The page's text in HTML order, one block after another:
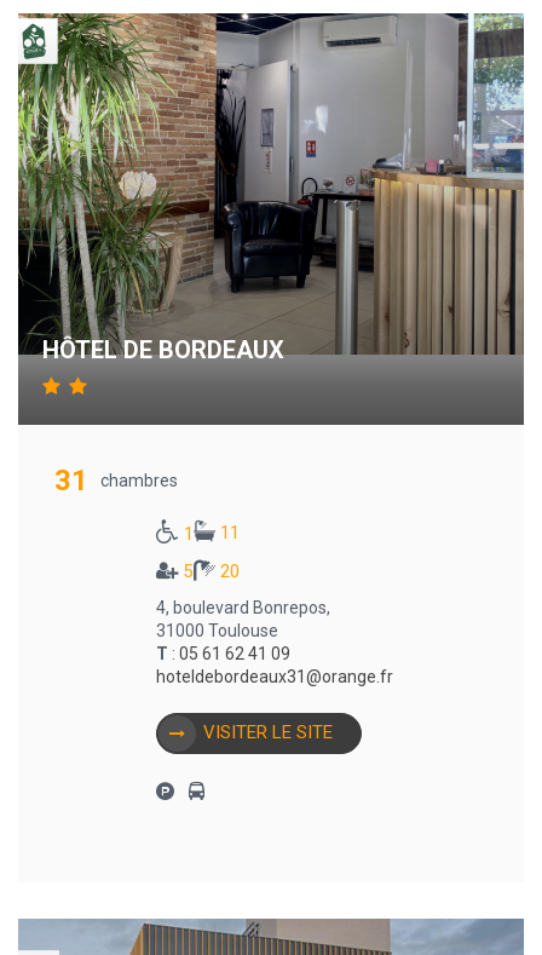
HÔTEL DE BORDEAUX
31 chambres
1
11
5
20
4, boulevard Bonrepos,
31000 Toulouse
T : 05 61 62 41 09
hoteldebordeaux31@orange.fr
VISITER LE SITE